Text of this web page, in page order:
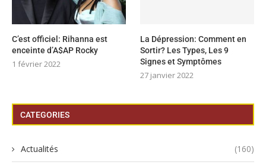
C’est officiel: Rihanna est
enceinte d’A$AP Rocky
1 février 2022
La Dépression: Comment en
Sortir? Les Types, Les 9
Signes et Symptômes
27 janvier 2022
CATEGORIES
Actualités (160)